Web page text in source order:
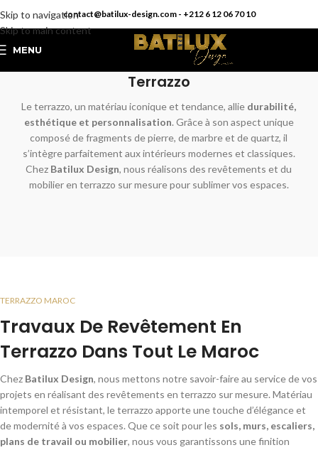
Skip to navigation
Skip to main content
contact@batilux-design.com - +212 6 12 06 70 10
MENU
Terrazzo
Le terrazzo, un matériau iconique et tendance, allie durabilité,
esthétique et personnalisation. Grâce à son aspect unique
composé de fragments de pierre, de marbre et de quartz, il
s’intègre parfaitement aux intérieurs modernes et classiques.
Chez Batilux Design, nous réalisons des revêtements et du
mobilier en terrazzo sur mesure pour sublimer vos espaces.
TERRAZZO MAROC
Travaux De Revêtement En
Terrazzo Dans Tout Le Maroc
Chez Batilux Design, nous mettons notre savoir-faire au service de vos
projets en réalisant des revêtements en terrazzo sur mesure. Matériau
intemporel et résistant, le terrazzo apporte une touche d’élégance et
de modernité à vos espaces. Que ce soit pour les sols, murs, escaliers,
plans de travail ou mobilier, nous vous garantissons une finition